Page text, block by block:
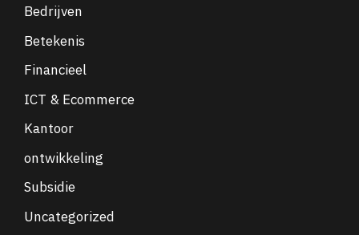
Bedrijven
Betekenis
Financieel
ICT & Ecommerce
Kantoor
ontwikkeling
Subsidie
Uncategorized